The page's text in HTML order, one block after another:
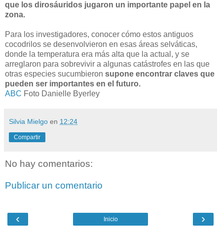
que los dirosáuridos jugaron un importante papel en la
zona.
Para los investigadores, conocer cómo estos antiguos
cocodrilos se desenvolvieron en esas áreas selváticas,
donde la temperatura era más alta que la actual, y se
arreglaron para sobrevivir a algunas catástrofes en las que
otras especies sucumbieron supone encontrar claves que
pueden ser importantes en el futuro.
ABC Foto Danielle Byerley
Silvia Mielgo en 12:24
Compartir
No hay comentarios:
Publicar un comentario
‹ ›
Inicio